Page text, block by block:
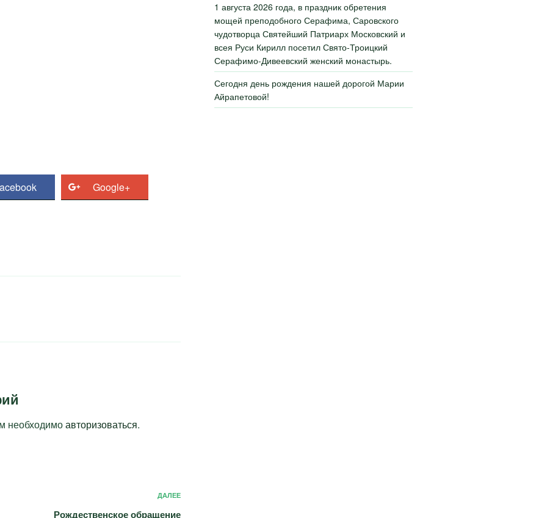
Google+
необходимоавторизоваться.
Следующая
запись
ДАЛЕЕ
Рождественское обращение
1 августа 2026 года, в праздник обретения
мощей преподобного Серафима, Саровского
чудотворца Святейший Патриарх Московский и
всея Руси Кирилл посетил Свято-Троицкий
Серафимо-Дивеевский женский монастырь.
Сегодня день рождения нашей дорогой Марии
Айрапетовой!